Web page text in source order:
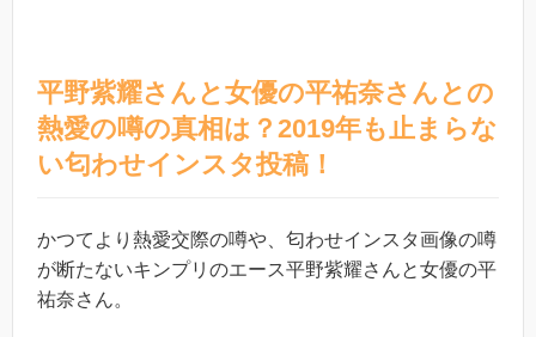
平野紫耀さんと女優の平祐奈さんとの
熱愛の噂の真相は？2019年も止まらな
い匂わせインスタ投稿！
かつてより熱愛交際の噂や、匂わせインスタ画像の噂
が断たないキンプリのエース平野紫耀さんと女優の平
祐奈さん。